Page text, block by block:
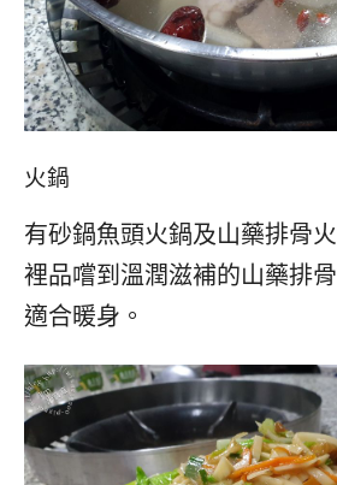
火鍋
有砂鍋魚頭火鍋及山藥排骨
裡品嚐到溫潤滋補的山藥排
適合暖身。